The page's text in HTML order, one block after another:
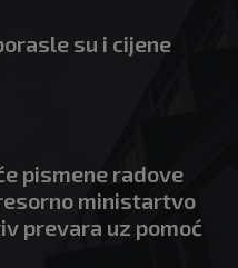
su i cijene
pismene radove
ministartvo
prevara uz pomoć